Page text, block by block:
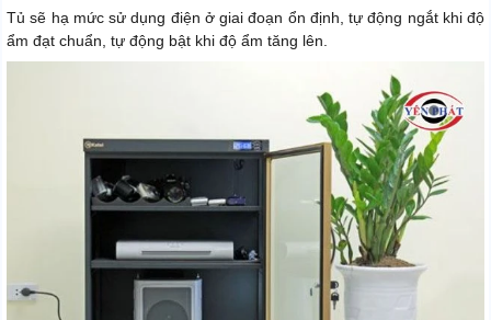
Tủ sẽ hạ mức sử dụng điện ở giai đoạn ổn định, tự động ngắt khi độ
ẩm đạt chuẩn, tự động bật khi độ ẩm tăng lên.